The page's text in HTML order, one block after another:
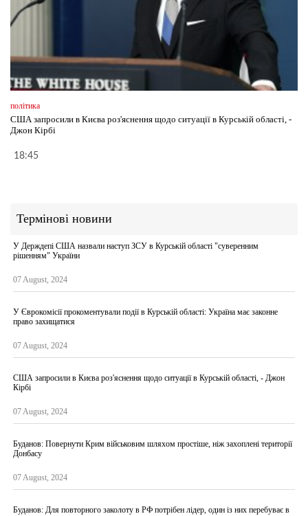
політика
США запросили в Києва роз'яснення щодо ситуації в Курській області, -
Джон Кірбі
18:45
Термінові новини
У Держдепі США назвали наступ ЗСУ в Курській області "суверенним
рішенням" України
07 August, 2024
У Єврокомісії прокоментували події в Курській області: Україна має законне
право захищатися
07 August, 2024
США запросили в Києва роз'яснення щодо ситуації в Курській області, - Джон
Кірбі
07 August, 2024
Буданов: Повернути Крим військовим шляхом простіше, ніж захоплені території
Донбасу
07 August, 2024
Буданов: Для повторного заколоту в РФ потрібен лідер, один із них перебуває в